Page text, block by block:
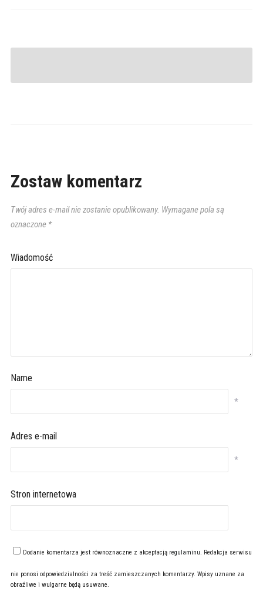
Zostaw komentarz
Twój adres e-mail nie zostanie opublikowany. Wymagane pola są
oznaczone *
Wiadomość
Name
*
Adres e-mail
*
Stron internetowa
Dodanie komentarza jest równoznaczne z akceptacją regulaminu. Redakcja serwisu
nie ponosi odpowiedzialności za treść zamieszczanych komentarzy. Wpisy uznane za
obraźliwe i wulgarne będą usuwane.